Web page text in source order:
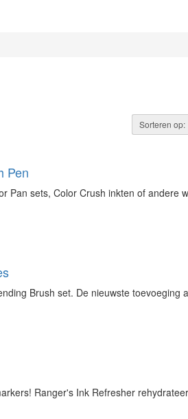
Sorteren op:
Pen
Pan sets, Color Crush inkten of andere
Brush set. De nieuwste toevoeging
Ranger's Ink Refresher